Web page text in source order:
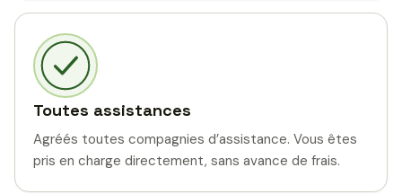
Toutes assistances
Agréés toutes compagnies d’assistance. Vous êtes
pris en charge directement, sans avance de frais.